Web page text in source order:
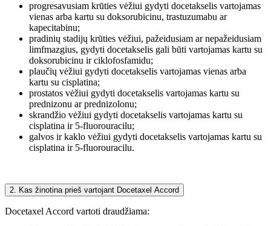
progresavusiam krūties vėžiui gydyti docetakselis vartojamas
vienas arba kartu su doksorubicinu, trastuzumabu ar
kapecitabinu;
pradinių stadijų krūties vėžiui, pažeidusiam ar nepažeidusiam
limfmazgius, gydyti docetakselis gali būti vartojamas kartu su
doksorubicinu ir ciklofosfamidu;
plaučių vėžiui gydyti docetakselis vartojamas vienas arba
kartu su cisplatina;
prostatos vėžiui gydyti docetakselis vartojamas kartu su
prednizonu ar prednizolonu;
skrandžio vėžiui gydyti docetakselis vartojamas kartu su
cisplatina ir 5-fluorouracilu;
galvos ir kaklo vėžiui gydyti docetakselis vartojamas kartu su
cisplatina ir 5-fluorouracilu.
2. Kas žinotina prieš vartojant Docetaxel Accord
Docetaxel Accord vartoti draudžiama: